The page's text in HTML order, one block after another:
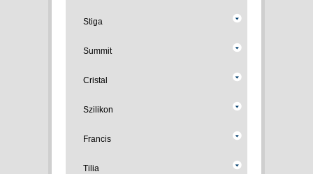
Stiga
Summit
Cristal
Szilikon
Francis
Tilia